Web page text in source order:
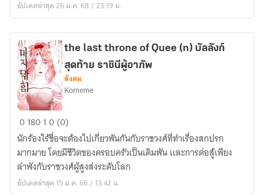
อัปเดตล่าสุด 26 ม.ค. 68 / 23:19 น.
the
last
throne
of
Quee
(n)
the last throne of Quee (n) บัลลังก์
สุดท้าย ราชินีผู้อาภัพ
สังคม
Komeme
018010 (0)
นักร้องไร้ชื่อจะต้องไปเกี่ยวพันกันกับราชวงศ์ที่ทำเรื่องสกปรก
มากมาย โดยมีชีวิตของครอบครัวเป็นเดิมพัน เเละการต่อสู้เพียง
ลำพังกับราชวงศ์ผู้สูงส่งระดับโลก
อัปเดตล่าสุด 15 ม.ค. 66 / 13:42 น.